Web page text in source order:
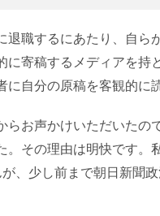
退職するにあたり、自ら
に寄稿するメディアを持
に自分の原稿を客観的に
らお声かけいただいた
。その理由は明快です
、少し前まで朝日新聞